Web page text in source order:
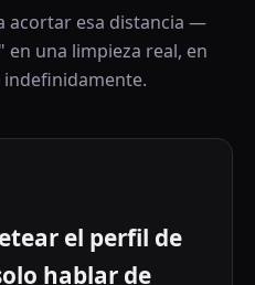
acortar esa distancia —
una limpieza real, en
el perfil de
hablar de